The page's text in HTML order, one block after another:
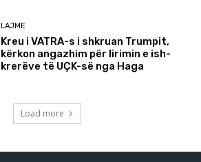
LAJME
Kreu i VATRA-s i shkruan Trumpit,
kërkon angazhim për lirimin e ish-
krerëve të UÇK-së nga Haga
Load more